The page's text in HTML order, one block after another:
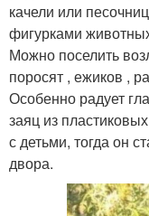
качели или
фигурками
Можно поселить
поросят , ежиков ,
Особенно радует
заяц из
с детьми, тогда он
двора.